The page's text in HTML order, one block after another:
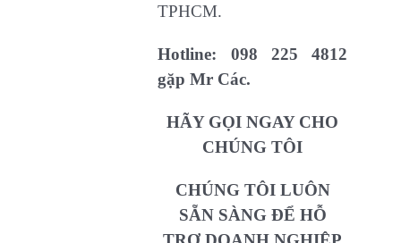
TPHCM.
Hotline:
098 225 4812
gặp Mr Các.
HÃY GỌI NGAY CHO
CHÚNG TÔI
CHÚNG TÔI LUÔN
SẴN SÀNG ĐỂ HỖ